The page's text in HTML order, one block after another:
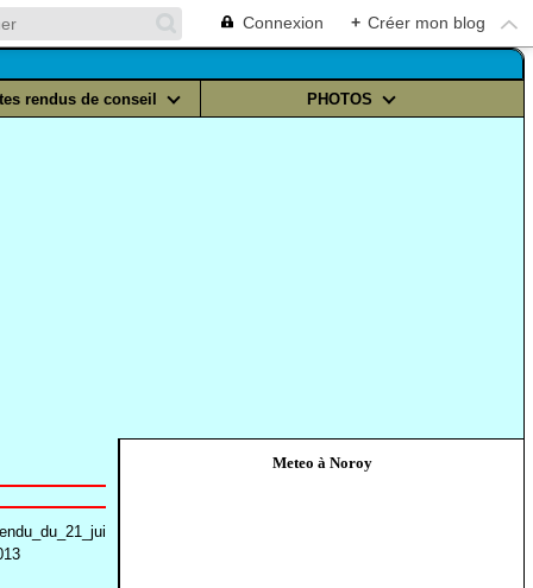
Connexion + Créer mon blog
rendus de conseil PHOTOS
Meteo à Noroy